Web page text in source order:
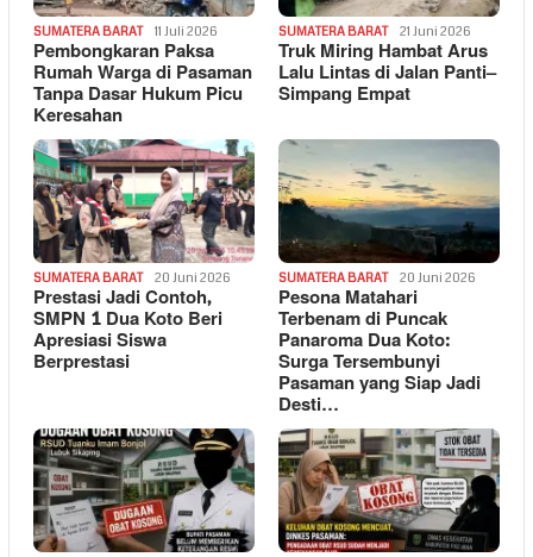
SUMATERA BARAT 11 Juli 2026
Pembongkaran Paksa
Rumah Warga di Pasaman
Tanpa Dasar Hukum Picu
Keresahan
SUMATERA BARAT 21 Juni 2026
Truk Miring Hambat Arus
Lalu Lintas di Jalan Panti–
Simpang Empat
SUMATERA BARAT 20 Juni 2026
Prestasi Jadi Contoh,
SMPN 1 Dua Koto Beri
Apresiasi Siswa
Berprestasi
SUMATERA BARAT 20 Juni 2026
Pesona Matahari
Terbenam di Puncak
Panaroma Dua Koto:
Surga Tersembunyi
Pasaman yang Siap Jadi
Desti…